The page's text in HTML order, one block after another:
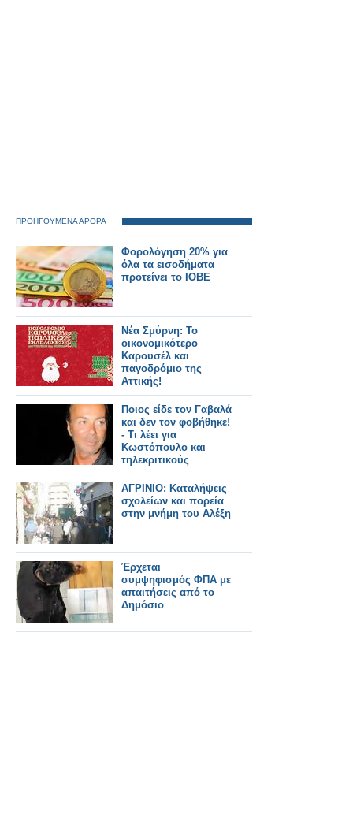
ΠΡΟΗΓΟΥΜΕΝΑ ΑΡΘΡΑ
Φορολόγηση 20% για
όλα τα εισοδήματα
προτείνει το ΙΟΒΕ
Νέα Σμύρνη: Το
οικονομικότερο
Καρουσέλ και
παγοδρόμιο της
Αττικής!
Ποιος είδε τον Γαβαλά
και δεν τον φοβήθηκε!
- Τι λέει για
Κωστόπουλο και
τηλεκριτικούς
ΑΓΡΙΝΙΟ: Καταλήψεις
σχολείων και πορεία
στην μνήμη του Αλέξη
Έρχεται
συμψηφισμός ΦΠΑ με
απαιτήσεις από το
Δημόσιο